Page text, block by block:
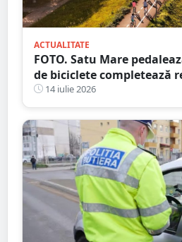
ACTUALITATE
FOTO. Satu Mare
de biciclete completează
Mare
14 iulie 2026